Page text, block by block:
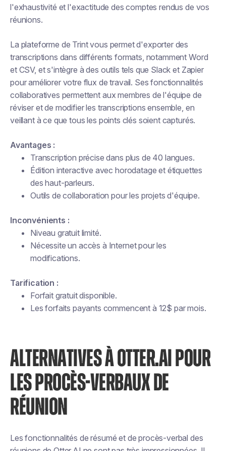
l'exhaustivité et l'exactitude des comptes rendus de vos
réunions.
La plateforme de Trint vous permet d'exporter des
transcriptions dans différents formats, notamment Word
et CSV, et s'intègre à des outils tels que Slack et Zapier
pour améliorer votre flux de travail. Ses fonctionnalités
collaboratives permettent aux membres de l'équipe de
réviser et de modifier les transcriptions ensemble, en
veillant à ce que tous les points clés soient capturés.
Avantages :
Transcription précise dans plus de 40 langues.
Édition interactive avec horodatage et étiquettes
des haut-parleurs.
Outils de collaboration pour les projets d'équipe.
Inconvénients :
Niveau gratuit limité.
Nécessite un accès à Internet pour les
modifications.
Tarification :
Forfait gratuit disponible.
Les forfaits payants commencent à 12$ par mois.
ALTERNATIVES À OTTER.AI POUR
LES PROCÈS-VERBAUX DE
RÉUNION
Les fonctionnalités de résumé et de procès-verbal des